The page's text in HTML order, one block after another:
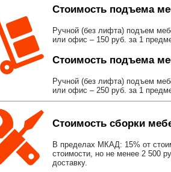
Стоимость подъема
Ручной (без лифта) подъем
или офис – 150 руб. за 1
Стоимость подъема
Ручной (без лифта) подъем
или офис – 250 руб. за 1
Стоимость сборки
В пределах МКАД: 15% от
стоимости, но не менее 2 500
доставку.